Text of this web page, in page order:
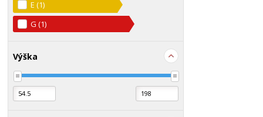
E(1)
G(1)
Výška